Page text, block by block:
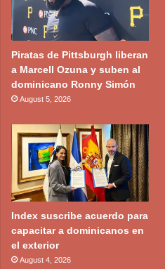
Piratas de Pittsburgh liberan
a Marcell Ozuna y suben al
dominicano Ronny Simón
August 5, 2026
Index suscribe acuerdo para
capacitar a dominicanos en
el exterior
August 4, 2026